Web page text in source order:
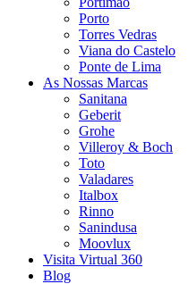
Porto
Torres Vedras
Viana do Castelo
Ponte de Lima
As Nossas Marcas
Sanitana
Geberit
Grohe
Villeroy & Boch
Toto
Valadares
Italbox
Rinno
Sanindusa
Moovlux
Visita Virtual 360
Blog